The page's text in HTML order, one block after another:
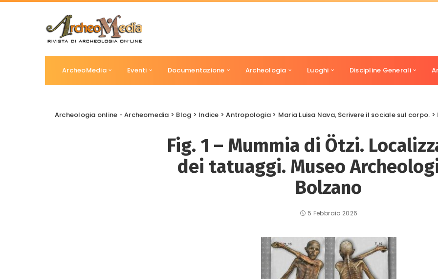
ArcheoMedia Eventi Documentazione Archeologia Luoghi Discipline Generali
Archeologia online - Archeomedia > Blog > Indice >Antropologia > Maria Luisa Nava, Scrivere il sociale sul corpo. >
Fig. 1 – Mummia di Ötzi.
dei tatuaggi. Museo
Bolzano
5 Febbraio 2026